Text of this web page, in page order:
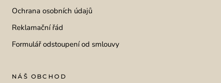
Ochrana osobních údajů
Reklamační řád
Formulář odstoupení od smlouvy
NÁŠ OBCHOD